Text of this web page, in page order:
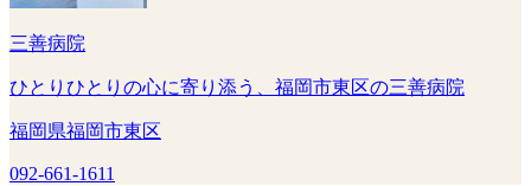
三善病院
ひとりひとりの心に寄り添う、福岡市東区の三善病院
福岡県福岡市東区
092-661-1611